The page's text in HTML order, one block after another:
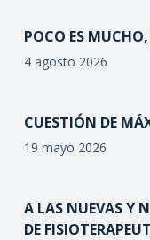
POCO ES
4 agosto 2026
CUESTIÓN DE
19 mayo 2026
A LAS NUEVAS Y
DE